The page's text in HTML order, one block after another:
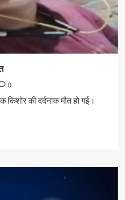
0
की दर्दनाक मौत हो गई।